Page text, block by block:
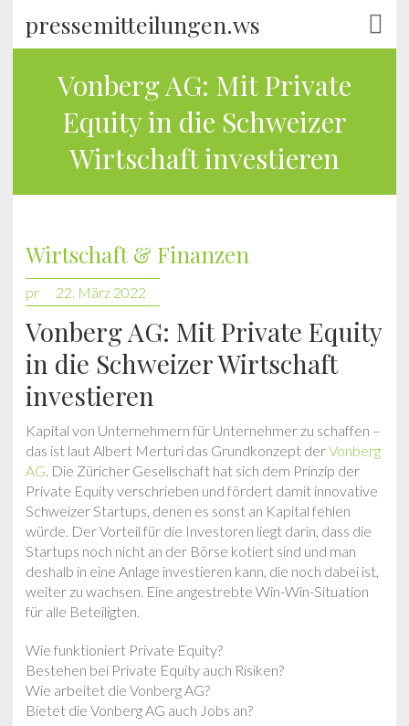
pressemitteilungen.ws
Vonberg AG: Mit Private
Equity in die Schweizer
Wirtschaft investieren
Wirtschaft & Finanzen
pr 22. März 2022
Vonberg AG: Mit Private Equity
in die Schweizer Wirtschaft
investieren
Kapital von Unternehmern für Unternehmer zu schaffen –
das ist laut Albert Merturi das Grundkonzept derVonberg
AG. Die Züricher Gesellschaft hat sich dem Prinzip der
Private Equity verschrieben und fördert damit innovative
Schweizer Startups, denen es sonst an Kapital fehlen
würde. Der Vorteil für die Investoren liegt darin, dass die
Startups noch nicht an der Börse kotiert sind und man
deshalb in eine Anlage investieren kann, die noch dabei ist,
weiter zu wachsen. Eine angestrebte Win-Win-Situation
für alle Beteiligten.
Wie funktioniert Private Equity?
Bestehen bei Private Equity auch Risiken?
Wie arbeitet die Vonberg AG?
Bietet die Vonberg AG auch Jobs an?